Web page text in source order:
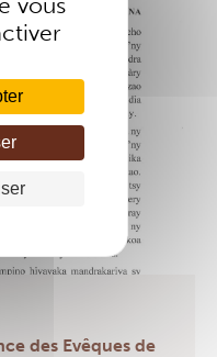
des Evêques de